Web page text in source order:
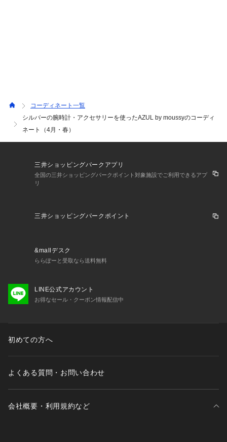
コーディネート一覧
シルバーの腕時計・アクセサリーを使ったAZUL by moussyのコーディ
ネート（4月・春）
三井ショッピングパークアプリ
全国の三井ショッピングパークポイント対象施設でご利用できるアプ
リ
三井ショッピングパークポイント
&mallデスク
ららぽーと受取なら送料無料
LINE公式アカウント
お得なセール・クーポン情報配信中
初めての方へ
よくある質問・お問い合わせ
会社概要・利用規約など